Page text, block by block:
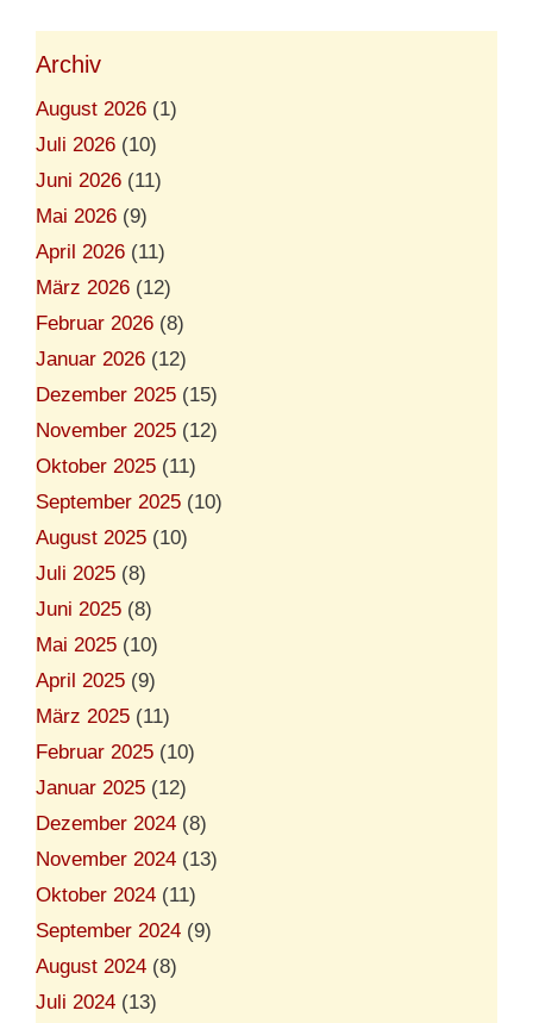
Archiv
August 2026 (1)
Juli 2026 (10)
Juni 2026 (11)
Mai 2026 (9)
April 2026 (11)
März 2026 (12)
Februar 2026 (8)
Januar 2026 (12)
Dezember 2025 (15)
November 2025 (12)
Oktober 2025 (11)
September 2025 (10)
August 2025 (10)
Juli 2025 (8)
Juni 2025 (8)
Mai 2025 (10)
April 2025 (9)
März 2025 (11)
Februar 2025 (10)
Januar 2025 (12)
Dezember 2024 (8)
November 2024 (13)
Oktober 2024 (11)
September 2024 (9)
August 2024 (8)
Juli 2024 (13)